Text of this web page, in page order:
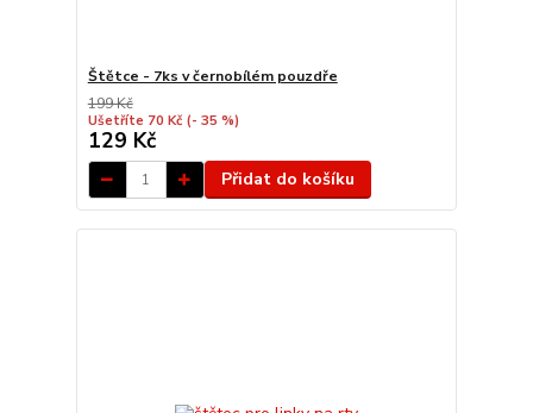
Štětce - 7ks v černobílém pouzdře
199 Kč
Ušetříte 70 Kč (- 35 %)
129 Kč
Přidat do košíku